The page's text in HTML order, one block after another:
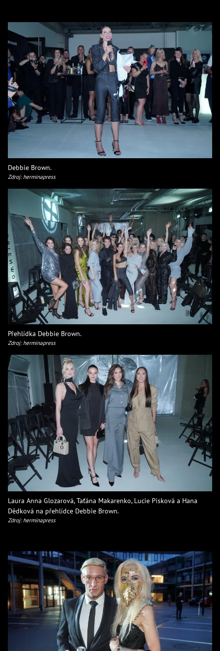
Debbie Brown.
Zdroj: herminapress
Přehlídka Debbie Brown.
Zdroj: herminapress
Laura Anna Glozarová, Taťána Makarenko, Lucie Pisková a Hana
Dědková na přehlídce Debbie Brown.
Zdroj: herminapress